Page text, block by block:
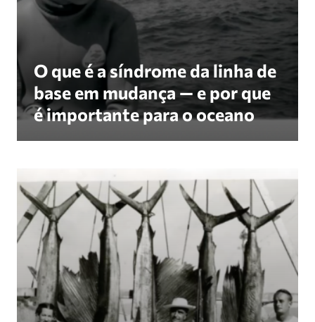
O que é a síndrome da linha de
base em mudança — e por que
é importante para o oceano
Revive Our Ocean a iniciativa «O nosso mar